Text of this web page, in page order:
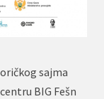
sajma
BIG Fešn